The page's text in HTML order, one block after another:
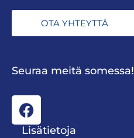
OTA YHTEYTTÄ
Seuraa meitä somessa!
Lisätietoja